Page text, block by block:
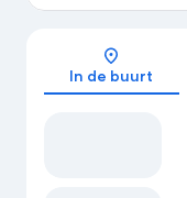
In de buurt